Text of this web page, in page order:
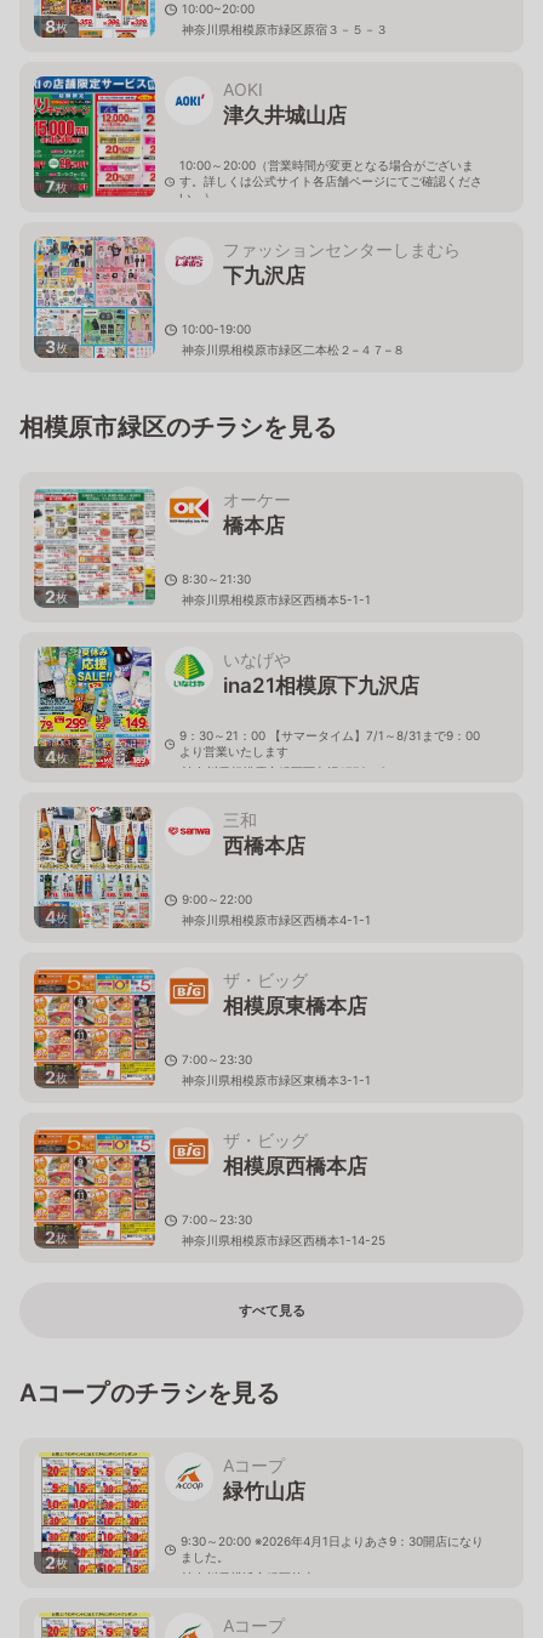
8枚
10:00~20:00
神奈川県相模原市緑区原宿３－５－３
7枚
AOKI
津久井城山店
10:00～20:00（営業時間が変更となる場合がございま
す。詳しくは公式サイト各店舗ページにてご確認くださ
い。）
3枚
ファッションセンターしまむら
下九沢店
10:00-19:00
神奈川県相模原市緑区二本松２−４７−８
相模原市緑区のチラシを見る
2枚
オーケー
橋本店
8:30～21:30
神奈川県相模原市緑区西橋本5-1-1
4枚
いなげや
ina21相模原下九沢店
9：30～21：00 【サマータイム】7/1～8/31まで9：00
より営業いたします
神奈川県相模原市緑区下九沢1779－8
4枚
三和
西橋本店
9:00～22:00
神奈川県相模原市緑区西橋本4-1-1
2枚
ザ・ビッグ
相模原東橋本店
7:00～23:30
神奈川県相模原市緑区東橋本3-1-1
2枚
ザ・ビッグ
相模原西橋本店
7:00～23:30
神奈川県相模原市緑区西橋本1-14-25
すべて見る
Aコープのチラシを見る
2枚
Aコープ
緑竹山店
9:30～20:00 ※2026年4月1日よりあさ9：30開店になり
ました。
神奈川県横浜市緑区竹山３－１－７
Aコープ